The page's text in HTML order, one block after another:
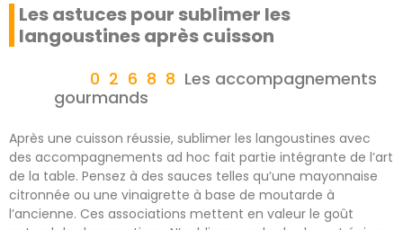
Les astuces pour sublimer les
langoustines après cuisson
Les accompagnements
gourmands
Après une cuisson réussie, sublimer les langoustines avec
des accompagnements ad hoc fait partie intégrante de l’art
de la table. Pensez à des sauces telles qu’une mayonnaise
citronnée ou une vinaigrette à base de moutarde à
l’ancienne. Ces associations mettent en valeur le goût